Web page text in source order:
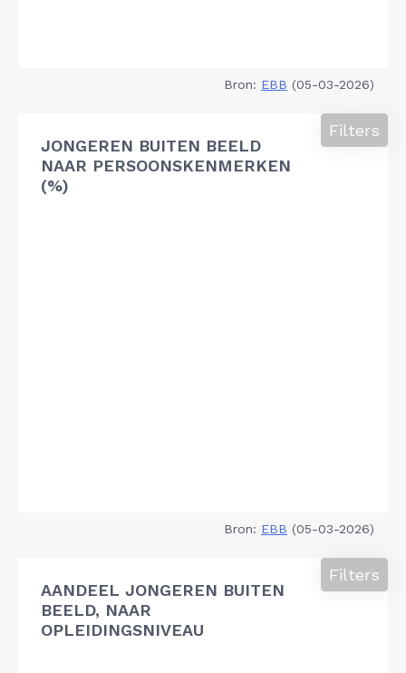
Bron: EBB (05-03-2026)
JONGEREN BUITEN BEELD
NAAR PERSOONSKENMERKEN
(%)
Filters
Bron: EBB (05-03-2026)
AANDEEL JONGEREN BUITEN
BEELD, NAAR
OPLEIDINGSNIVEAU
Filters